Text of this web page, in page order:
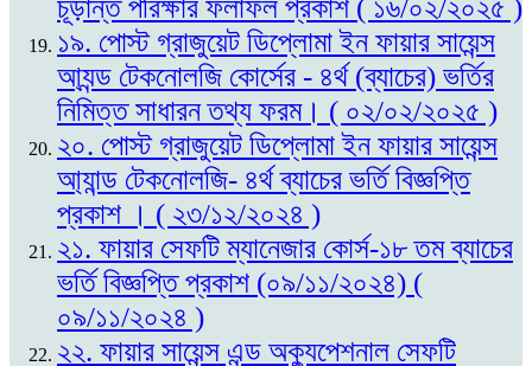
চূড়ান্ত পরিক্ষার ফলাফল প্রকাশ ( ১৬/০২/২০২৫ )
১৯. পোস্ট গ্রাজুয়েট ডিপ্লোমা ইন ফায়ার সায়েন্স
আ্যন্ড টেকনোলজি কোর্সের - ৪র্থ (ব্যাচের) ভর্তির
নিমিত্ত সাধারন তথ্য ফরম। ( ০২/০২/২০২৫ )
২০. পোস্ট গ্রাজুয়েট ডিপ্লোমা ইন ফায়ার সায়েন্স
আ্যান্ড টেকনোলজি- ৪র্থ ব্যাচের ভর্তি বিজ্ঞপ্তি
প্রকাশ । ( ২৩/১২/২০২৪ )
২১. ফায়ার সেফটি ম্যানেজার কোর্স-১৮ তম ব্যাচের
ভর্তি বিজ্ঞপ্তি প্রকাশ (০৯/১১/২০২৪) (
০৯/১১/২০২৪ )
২২. ফায়ার সায়েন্স এন্ড অক্যুপেশনাল সেফটি